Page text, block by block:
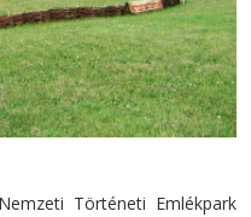
Történeti Emlékpark